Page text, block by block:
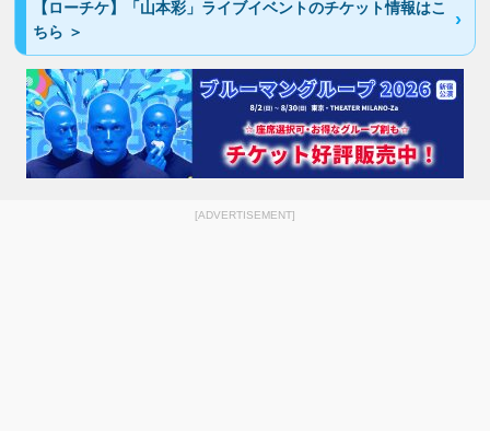
【ローチケ】「山本彩」ライブイベントのチケット情報はこ
ちら ＞
[ADVERTISEMENT]